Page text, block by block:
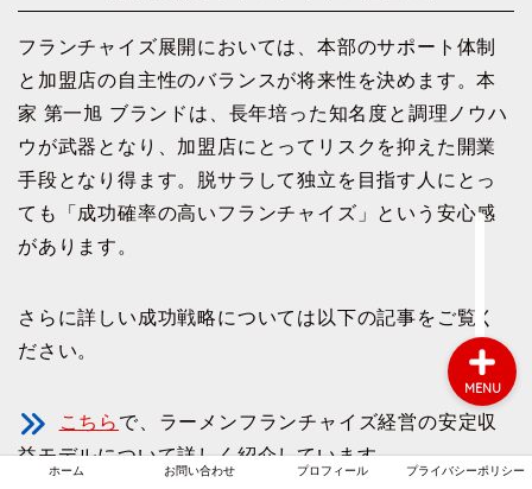
フランチャイズ展開においては、本部のサポート体制
と加盟店の自主性のバランスが将来性を決めます。本
家 第一旭 ブランドは、長年培った知名度と調理ノウハ
ウが武器となり、加盟店にとってリスクを抑えた開業
手段となり得ます。脱サラして独立を目指す人にとっ
ても「成功確率の高いフランチャイズ」という安心感
があります。
さらに詳しい成功戦略については以下の記事をご覧く
ださい。
こちら で、ラーメンフランチャイズ経営の安定収
益モデルについて詳しく紹介しています。
ホーム お問い合わせ プロフィール プライバシーポリシー
MENU
ホーム
お問い合わせ
プロフィール